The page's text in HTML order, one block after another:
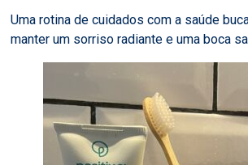
Uma rotina de cuidados com a saúde
manter um sorriso radiante e uma boca